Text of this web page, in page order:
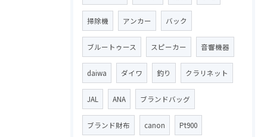
掃除機 アンカー バック
ブルートゥース スピーカー 音響機器
daiwa ダイワ 釣り クラリネット
JAL ANA ブランドバッグ
ブランド財布 canon Pt900